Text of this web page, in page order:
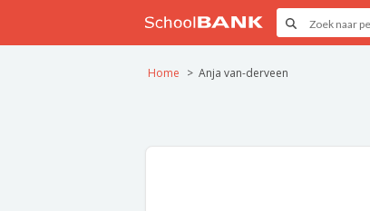
Home Anja van-derveen